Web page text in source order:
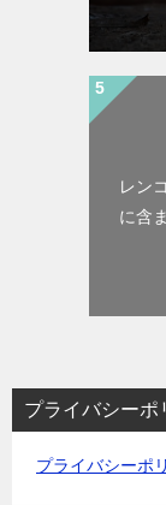
レン
に含
プライバシーポ
プライバシーポ